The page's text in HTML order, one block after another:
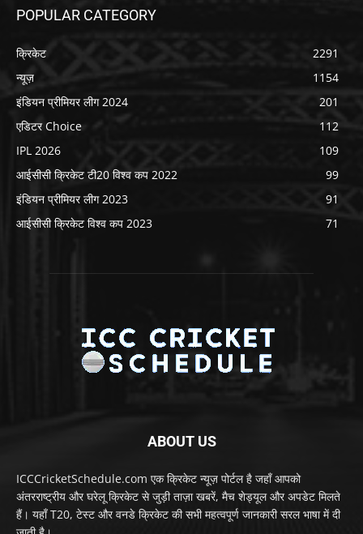
POPULAR CATEGORY
क्रिकेट
2291
न्यूज़
1154
इंडियन प्रीमियर लीग 2024
201
एडिटर Choice
112
IPL 2026
109
आईसीसी क्रिकेट टी20 विश्व कप 2022
99
इंडियन प्रीमियर लीग 2023
91
आईसीसी क्रिकेट विश्व कप 2023
71
ABOUT US
ICCCricketSchedule.com एक क्रिकेट न्यूज़ पोर्टल है जहाँ आपको
अंतरराष्ट्रीय और घरेलू क्रिकेट से जुड़ी ताज़ा खबरें, मैच शेड्यूल और अपडेट मिलते
हैं। यहाँ T20, टेस्ट और वनडे क्रिकेट की सभी महत्वपूर्ण जानकारी सरल भाषा में दी